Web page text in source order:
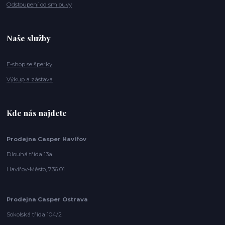
Odstoupení od smlouvy
Naše služby
E-shop se šperky
Výkup a zástava
Kde nás najdete
Prodejna Casper Havířov
Dlouhá třída 13a
Havířov-Město, 736 01
Prodejna Casper Ostrava
Sokolská třída 104/2